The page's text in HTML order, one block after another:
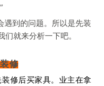
遇到的问题。所以是先装
就来分析一下吧。
修
修后买家具。业主在拿